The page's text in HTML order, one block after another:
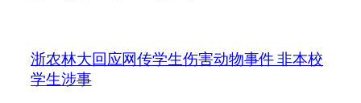
浙农林大回应网传学生伤害动物事件 非本校
学生涉事